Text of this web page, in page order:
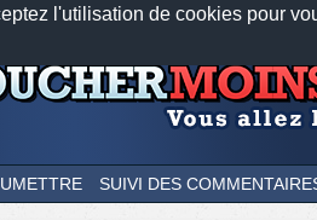
l'utilisation de cookies pour
Nos applications
SUIVI DES